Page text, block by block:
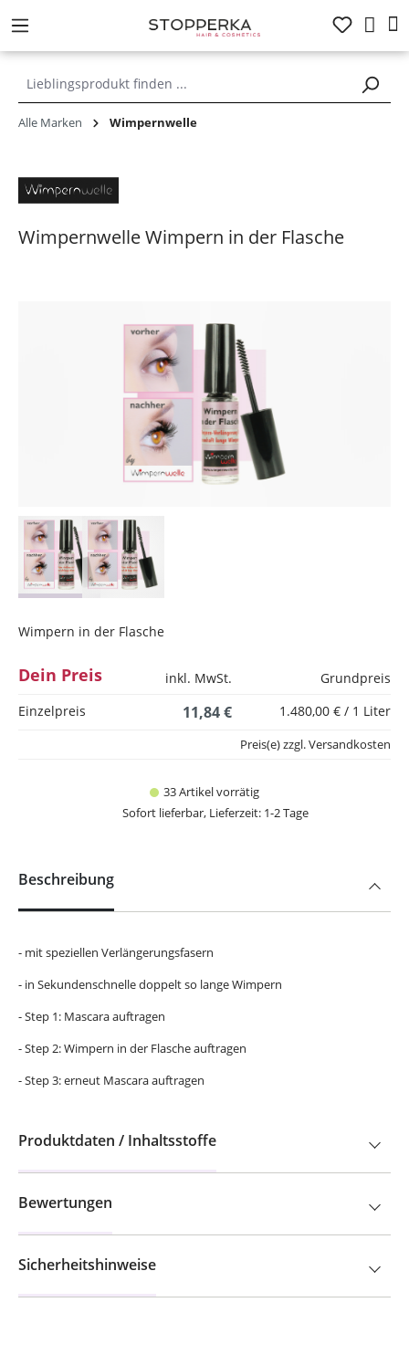
springen
Alle Marken Wimpernwelle
Wimpernwelle Wimpern in der Flasche
Wimpern in der Flasche
Dein Preis inkl. MwSt.
Grundpreis
Einzelpreis
11,84 € 1.480,00 € / 1 Liter
33 Artikel vorrätig
Sofort lieferbar, Lieferzeit: 1-2 Tage
Preis(e) zzgl. Versandkosten
Beschreibung
- mit speziellen Verlängerungsfasern
- in Sekundenschnelle doppelt so lange Wimpern
- Step 1: Mascara auftragen
- Step 2: Wimpern in der Flasche auftragen
- Step 3: erneut Mascara auftragen
Produktdaten / Inhaltsstoffe
Bewertungen
Sicherheitshinweise